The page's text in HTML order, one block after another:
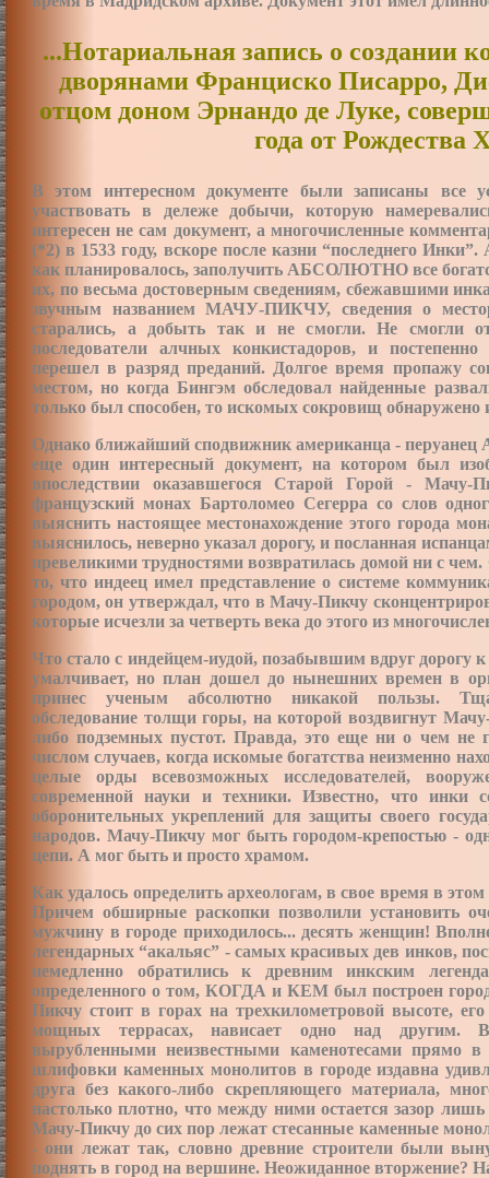
...Нотариальная запись о создании
дворянами Франциско Писарро,
отцом доном Эрнандо де Луке,
года от Рождества
В этом интересном документе были записаны все
участвовать в дележе добычи, которую
интересен не сам документ, а многочисленные
(*2) в 1533 году, вскоре после казни “последнего
как планировалось, заполучить АБСОЛЮТНО все
их, по весьма достоверным сведениям, сбежавшими
звучным названием МАЧУ-ПИКЧУ, сведения о
старались, а добыть так и не смогли. Не смогли
последователи алчных конкистадоров, и
перешел в разряд преданий. Долгое время пропажу
местом, но когда Бингэм обследовал найденные
только был способен, то искомых сокровищ обнаружено
Однако ближайший сподвижник американца -
еще один интересный документ, на котором был
впоследствии оказавшегося Старой Горой - Мачу-
французский монах Бартоломео Сегерра со слов
выяснить настоящее местонахождение этого города
выяснилось, неверно указал дорогу, и посланная
превеликими трудностями возвратилась домой ни с
то, что индеец имел представление о системе
городом, он утверждал, что в Мачу-Пикчу
которые исчезли за четверть века до этого из
Что стало с индейцем-иудой, позабывшим вдруг дорогу
умалчивает, но план дошел до нынешних времен в
принес ученым абсолютно никакой пользы.
обследование толщи горы, на которой воздвигнут
либо подземных пустот. Правда, это еще ни о чем не
числом случаев, когда искомые богатства неизменно
целые орды всевозможных исследователей,
современной науки и техники. Известно, что
оборонительных укреплений для защиты своего
народов. Мачу-Пикчу мог быть городом-крепостью -
цепи. А мог быть и просто храмом.
Как удалось определить археологам, в свое время в
Причем обширные раскопки позволили установить
мужчину в городе приходилось... десять женщин!
легендарных “акальяс” - самых красивых дев инков,
немедленно обратились к древним инкским
определенного о том, КОГДА и КЕМ был построен
Пикчу стоит в горах на трехкилометровой высоте,
мощных террасах, нависает одно над другим.
вырубленными неизвестными каменотесами прямо в
шлифовки каменных монолитов в городе издавна
друга без какого-либо скрепляющего материала,
настолько плотно, что между ними остается зазор
Мачу-Пикчу до сих пор лежат стесанные каменные
- они лежат так, словно древние строители были
поднять в город на вершине. Неожиданное вторжение?